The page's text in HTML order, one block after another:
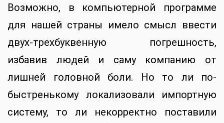
Возможно, в компьютерной программе
для нашей страны имело смысл ввести
двух-трехбуквенную погрешность,
избавив людей и саму компанию от
лишней головной боли. Но то ли по-
быстренькому локализовали импортную
систему, то ли некорректно поставили